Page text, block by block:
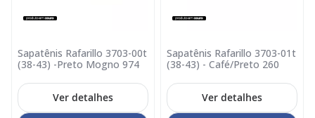
Sapatênis Rafarillo 3703-00t
(38-43) -Preto Mogno 974
Ver detalhes
Sapatênis Rafarillo 3703-01t
(38-43) - Café/Preto 260
Ver detalhes